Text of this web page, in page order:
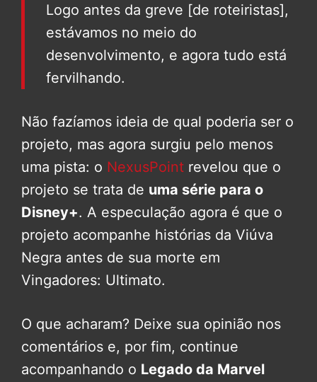
Logo antes da greve [de roteiristas],
estávamos no meio do
desenvolvimento, e agora tudo está
fervilhando.
Não fazíamos ideia de qual poderia ser o
projeto, mas agora surgiu pelo menos
uma pista: o NexusPoint revelou que o
projeto se trata de uma série para o
Disney+. A especulação agora é que o
projeto acompanhe histórias da Viúva
Negra antes de sua morte em
Vingadores: Ultimato.
O que acharam? Deixe sua opinião nos
comentários e, por fim, continue
acompanhando o Legado da Marvel